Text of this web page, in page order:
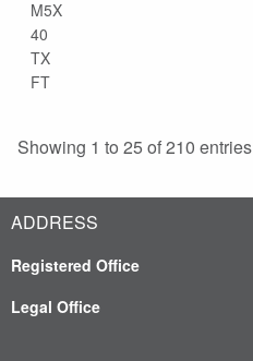
M5X
40
TX
FT
Showing 1 to 25 of 210 entries
ADDRESS
Registered Office
Legal Office